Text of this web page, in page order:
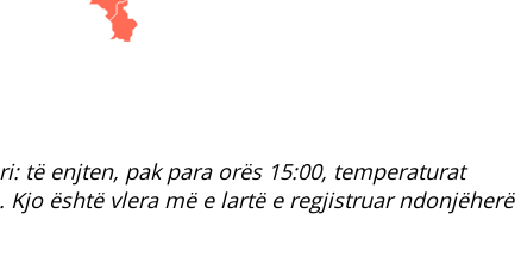
të enjten, pak para orës 15:00, temperaturat
Kjo është vlera më e lartë e regjistruar ndonjëherë